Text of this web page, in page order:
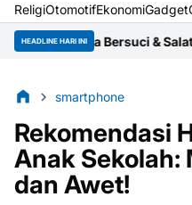
ReligiOtomotifEkonomiGadget
HEADLINE HARI INI
Tata Cara Bersuci & Salat Idul
smartphone
Rekomendasi
Anak Sekolah:
dan Awet!